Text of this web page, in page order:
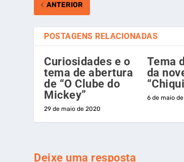
ANTERIOR
POSTAGENS RELACIONADAS
Curiosidades e o
tema de abertura
de “O Clube do
Mickey”
29 de maio de 2020
Tema
da
6 de maio
Deixe uma resposta